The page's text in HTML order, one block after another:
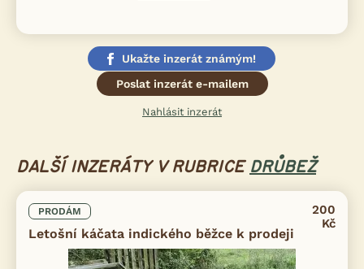
Ukažte inzerát známým!
Poslat inzerát e-mailem
Nahlásit inzerát
DALŠÍ INZERÁTY V RUBRICE DRŮBEŽ
PRODÁM
Letošní káčata indického běžce k prodeji
200
Kč